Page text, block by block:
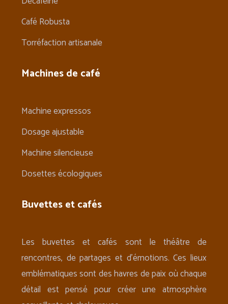
Café Robusta
Torréfaction artisanale
Machines de café
Machine expressos
Dosage ajustable
Machine silencieuse
Dosettes écologiques
Buvettes et cafés
Les buvettes et cafés sont le théâtre de
rencontres, de partages et d’émotions. Ces lieux
emblématiques sont des havres de paix où chaque
détail est pensé pour créer une atmosphère